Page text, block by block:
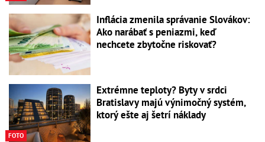
Inflácia zmenila správanie Slovákov:
Ako narábať s peniazmi, keď
nechcete zbytočne riskovať?
FOTO
Extrémne teploty? Byty v srdci
Bratislavy majú výnimočný systém,
ktorý ešte aj šetrí náklady